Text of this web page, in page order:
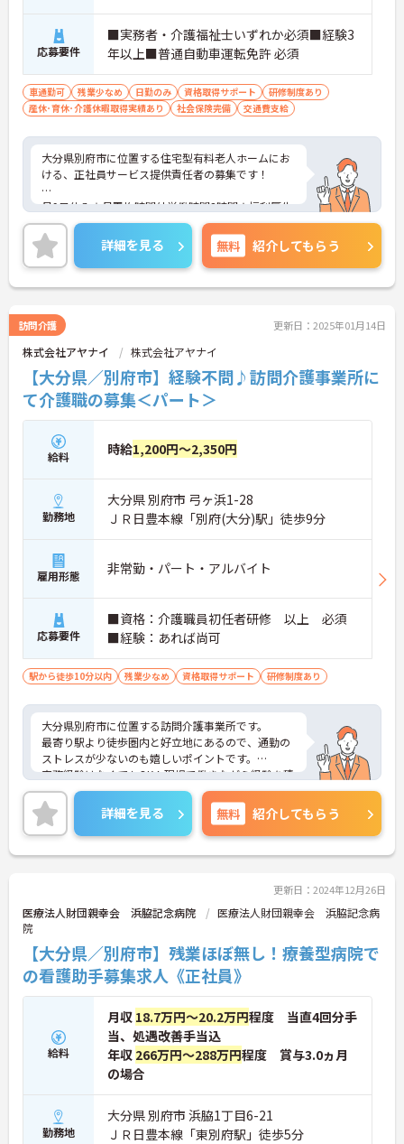
応募要件
■実務者・介護福祉士いずれか必須■経験3
年以上■普通自動車運転免許 必須
車通勤可 残業少なめ 日勤のみ 資格取得サポート
研修制度あり
産休･育休･介護休暇取得実績あり
社会保険完備 交通費支給
大分県別府市に位置する住宅型有料老人ホームにお
ける、正社員サービス提供責任者の募集です！
月9日休み☆月平均時間外労働時間3時間★福利厚生
が整った環境での就業です♪
ご興味ある方には、面接対策ポイントなど、さらに
詳細をお話しいたしますのでお気軽にご相談くださ
い。
詳細を見る 無料 紹介してもらう
訪問介護 更新日：2025年01月14日
株式会社アヤナイ 株式会社アヤナイ
【大分県／別府市】経験不問♪訪問介護事業所に
て介護職の募集＜パート＞
給料 時給1,200円～2,350円
勤務地
大分県 別府市 弓ヶ浜1-28
ＪＲ日豊本線「別府(大分)駅」徒歩9分
雇用形態 非常勤・パート・アルバイト
応募要件
■資格：介護職員初任者研修 以上 必須
■経験：あれば尚可
駅から徒歩10分以内 残業少なめ 資格取得サポート 研修制度あり
大分県別府市に位置する訪問介護事業所です。
最寄り駅より徒歩圏内と好立地にあるので、通勤の
ストレスが少ないのも嬉しいポイントです。
実務経験はなくてもOK！現場で働きながら経験を積
んでいくことができます。
ご興味をお持ちの方はお気軽にお問い合わせくださ
い。
詳細を見る 無料 紹介してもらう
更新日：2024年12月26日
医療法人財団親幸会 浜脇記念病院
医療法人財団親幸会 浜脇記念病
院
【大分県／別府市】残業ほぼ無し！療養型病院で
の看護助手募集求人《正社員》
給料
月収 18.7万円～20.2万円程度 当直4回分手
当、処遇改善手当込
年収 266万円～288万円程度 賞与3.0ヵ月
の場合
勤務地
大分県 別府市 浜脇1丁目6-21
ＪＲ日豊本線「東別府駅」徒歩5分